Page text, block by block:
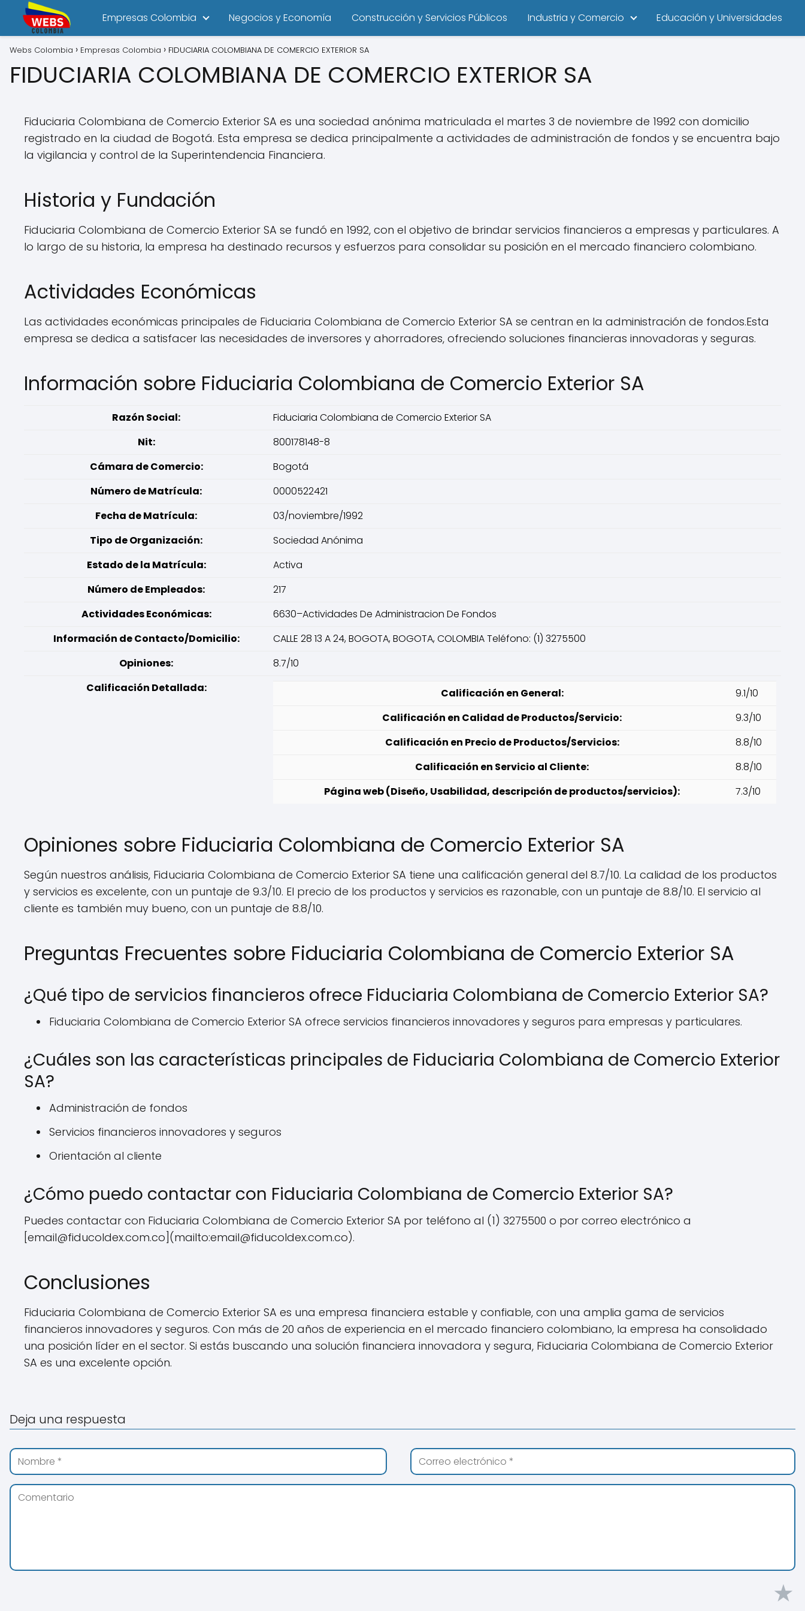
Empresas Colombia Negocios y Economía Construcción y Servicios Públicos Industria y Comercio Educación y Universidades
Webs Colombia Empresas Colombia FIDUCIARIA COLOMBIANA DE COMERCIO EXTERIOR SA
FIDUCIARIA COLOMBIANA DE COMERCIO EXTERIOR SA
Fiduciaria Colombiana de Comercio Exterior SA es una sociedad anónima matriculada el martes 3 de noviembre de 1992 con domicilio
registrado en la ciudad de Bogotá. Esta empresa se dedica principalmente a actividades de administración de fondos y se encuentra bajo
la vigilancia y control de la Superintendencia Financiera.
Historia y Fundación
Fiduciaria Colombiana de Comercio Exterior SA se fundó en 1992, con el objetivo de brindar servicios financieros a empresas y particulares. A
lo largo de su historia, la empresa ha destinado recursos y esfuerzos para consolidar su posición en el mercado financiero colombiano.
Actividades Económicas
Las actividades económicas principales de Fiduciaria Colombiana de Comercio Exterior SA se centran en la administración de fondos.Esta
empresa se dedica a satisfacer las necesidades de inversores y ahorradores, ofreciendo soluciones financieras innovadoras y seguras.
Información sobre Fiduciaria Colombiana de Comercio Exterior SA
Razón Social:
Fiduciaria Colombiana de Comercio Exterior SA
Nit:
800178148-8
Cámara de Comercio:
Bogotá
Número de Matrícula:
0000522421
Fecha de Matrícula:
03/noviembre/1992
Tipo de Organización:
Sociedad Anónima
Estado de la Matrícula:
Activa
Número de Empleados:
217
Actividades Económicas:
6630–Actividades De Administracion De Fondos
Información de Contacto/Domicilio:
CALLE 28 13 A 24, BOGOTA, BOGOTA, COLOMBIA Teléfono: (1) 3275500
Opiniones:
8.7/10
Calificación Detallada:
Calificación en General:
9.1/10
Calificación en Calidad de Productos/Servicio:
9.3/10
Calificación en Precio de Productos/Servicios:
8.8/10
Calificación en Servicio al Cliente:
8.8/10
Página web (Diseño, Usabilidad, descripción de productos/servicios):
7.3/10
Opiniones sobre Fiduciaria Colombiana de Comercio Exterior SA
Según nuestros análisis, Fiduciaria Colombiana de Comercio Exterior SA tiene una calificación general del 8.7/10. La calidad de los productos
y servicios es excelente, con un puntaje de 9.3/10. El precio de los productos y servicios es razonable, con un puntaje de 8.8/10. El servicio al
cliente es también muy bueno, con un puntaje de 8.8/10.
Preguntas Frecuentes sobre Fiduciaria Colombiana de Comercio Exterior SA
¿Qué tipo de servicios financieros ofrece Fiduciaria Colombiana de Comercio Exterior SA?
Fiduciaria Colombiana de Comercio Exterior SA ofrece servicios financieros innovadores y seguros para empresas y particulares.
¿Cuáles son las características principales de Fiduciaria Colombiana de Comercio Exterior
SA?
Administración de fondos
Servicios financieros innovadores y seguros
Orientación al cliente
¿Cómo puedo contactar con Fiduciaria Colombiana de Comercio Exterior SA?
Puedes contactar con Fiduciaria Colombiana de Comercio Exterior SA por teléfono al (1) 3275500 o por correo electrónico a
[email@fiducoldex.com.co](mailto:email@fiducoldex.com.co).
Conclusiones
Fiduciaria Colombiana de Comercio Exterior SA es una empresa financiera estable y confiable, con una amplia gama de servicios
financieros innovadores y seguros. Con más de 20 años de experiencia en el mercado financiero colombiano, la empresa ha consolidado
una posición líder en el sector. Si estás buscando una solución financiera innovadora y segura, Fiduciaria Colombiana de Comercio Exterior
SA es una excelente opción.
Deja una respuesta
★